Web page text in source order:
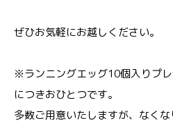
ぜひお気軽にお越しください。
※ランニングエッグ10個入りプ
につきおひとつです。
多数ご用意いたしますが、なく